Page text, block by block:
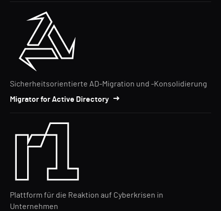
Sicherheitsorientierte AD-Migration und -Konsolidierung
Migrator for Active Directory
Plattform für die Reaktion auf Cyberkrisen in
Unternehmen